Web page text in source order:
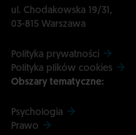
ul. Chodakowska 19/31,
03-815 Warszawa
Polityka prywatności
Polityka plików cookies
Obszary tematyczne:
Psychologia
Prawo